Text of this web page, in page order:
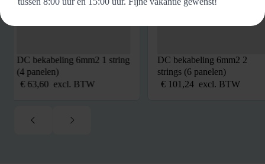
DC bekabeling 6mm2 1 string
(4 panelen)
€ 63,60 excl. BTW
DC bekabeling 6mm2 2
strings (6 panelen)
€ 101,24 excl. BTW